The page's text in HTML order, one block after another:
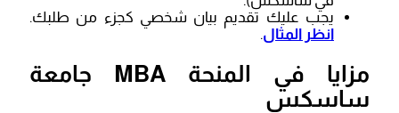
يجب عليك تقديم بيان شخصي كجزء من طلبك.
انظر المثال.
مزايا في المنحة MBA جامعة
ساسكس